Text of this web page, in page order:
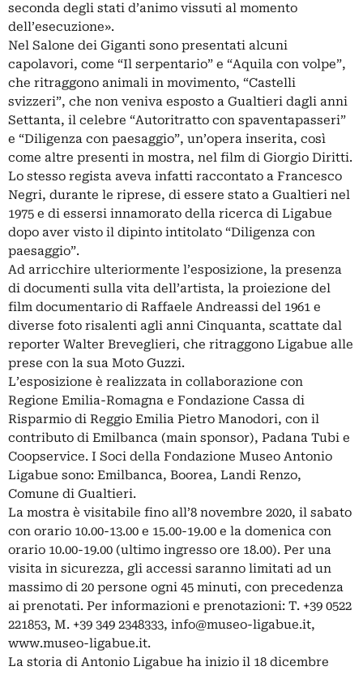
seconda degli stati d’animo vissuti al momento
dell’esecuzione».
Nel Salone dei Giganti sono presentati alcuni
capolavori, come “Il serpentario” e “Aquila con volpe”,
che ritraggono animali in movimento, “Castelli
svizzeri”, che non veniva esposto a Gualtieri dagli anni
Settanta, il celebre “Autoritratto con spaventapasseri”
e “Diligenza con paesaggio”, un’opera inserita, così
come altre presenti in mostra, nel film di Giorgio Diritti.
Lo stesso regista aveva infatti raccontato a Francesco
Negri, durante le riprese, di essere stato a Gualtieri nel
1975 e di essersi innamorato della ricerca di Ligabue
dopo aver visto il dipinto intitolato “Diligenza con
paesaggio”.
Ad arricchire ulteriormente l’esposizione, la presenza
di documenti sulla vita dell’artista, la proiezione del
film documentario di Raffaele Andreassi del 1961 e
diverse foto risalenti agli anni Cinquanta, scattate dal
reporter Walter Breveglieri, che ritraggono Ligabue alle
prese con la sua Moto Guzzi.
L’esposizione è realizzata in collaborazione con
Regione Emilia-Romagna e Fondazione Cassa di
Risparmio di Reggio Emilia Pietro Manodori, con il
contributo di Emilbanca (main sponsor), Padana Tubi e
Coopservice. I Soci della Fondazione Museo Antonio
Ligabue sono: Emilbanca, Boorea, Landi Renzo,
Comune di Gualtieri.
La mostra è visitabile fino all’8 novembre 2020, il sabato
con orario 10.00-13.00 e 15.00-19.00 e la domenica con
orario 10.00-19.00 (ultimo ingresso ore 18.00). Per una
visita in sicurezza, gli accessi saranno limitati ad un
massimo di 20 persone ogni 45 minuti, con precedenza
ai prenotati. Per informazioni e prenotazioni: T. +39 0522
221853, M. +39 349 2348333, info@museo-ligabue.it,
www.museo-ligabue.it.
La storia di Antonio Ligabue ha inizio il 18 dicembre